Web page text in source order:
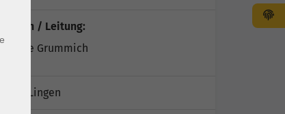
/ Leitung:
Grummich
Lingen